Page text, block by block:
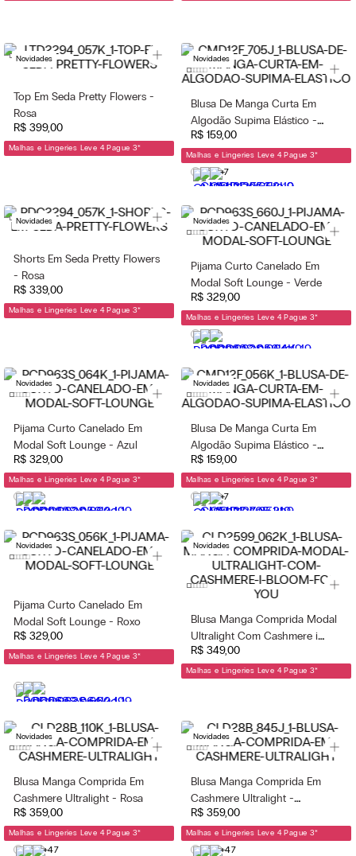
Novidades
Top Em Seda Pretty Flowers -
Rosa
R$ 399,00
Malhas e Lingeries Leve 4 Pague 3*
Novidades
Blusa De Manga Curta Em
Algodão Supima Elástico -
Marrom
R$ 159,00
Malhas e Lingeries Leve 4 Pague 3*
+7
Novidades
Shorts Em Seda Pretty Flowers
- Rosa
R$ 339,00
Malhas e Lingeries Leve 4 Pague 3*
Novidades
Pijama Curto Canelado Em
Modal Soft Lounge - Verde
R$ 329,00
Malhas e Lingeries Leve 4 Pague 3*
Novidades
Pijama Curto Canelado Em
Modal Soft Lounge - Azul
R$ 329,00
Malhas e Lingeries Leve 4 Pague 3*
Novidades
Blusa De Manga Curta Em
Algodão Supima Elástico -
Roxo
R$ 159,00
Malhas e Lingeries Leve 4 Pague 3*
+7
Novidades
Pijama Curto Canelado Em
Modal Soft Lounge - Roxo
R$ 329,00
Malhas e Lingeries Leve 4 Pague 3*
Novidades
Blusa Manga Comprida Modal
Ultralight Com Cashmere i
Bloom For You - Rosa
R$ 349,00
Malhas e Lingeries Leve 4 Pague 3*
Novidades
Blusa Manga Comprida Em
Cashmere Ultralight - Rosa
R$ 359,00
Malhas e Lingeries Leve 4 Pague 3*
+47
Novidades
Blusa Manga Comprida Em
Cashmere Ultralight -
Vermelho
R$ 359,00
Malhas e Lingeries Leve 4 Pague 3*
+47